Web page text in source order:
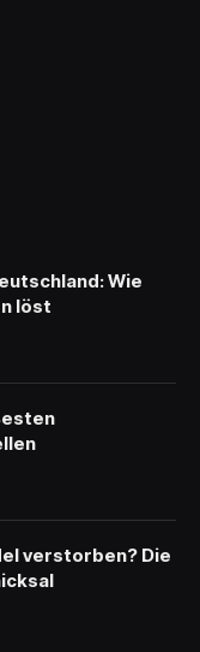
Wie
löst
verstorben? Die